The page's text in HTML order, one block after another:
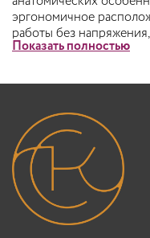
эргономичное
работы без
положение пальцев без
После каждого
сторону полотен
специальном чехле.
Показать полностью